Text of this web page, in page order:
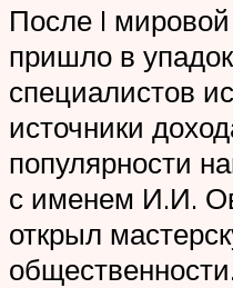
После I
пришло в
специалистов
источники
популярности
с именем И.И.
открыл